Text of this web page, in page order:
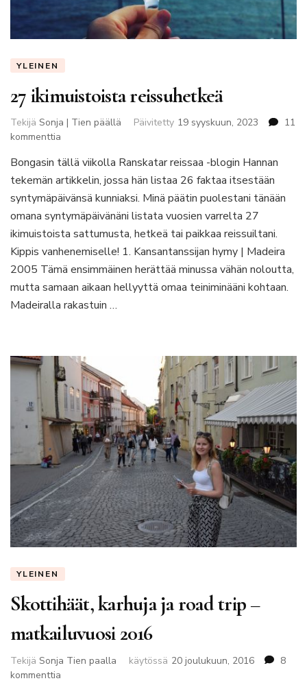
YLEINEN
27 ikimuistoista reissuhetkeä
Tekijä Sonja | Tien päällä Päivitetty 19 syyskuun, 2023
11
kommenttia
ikimuistoista
reissuhetkeä
Bongasin tällä viikolla Ranskatar reissaa -blogin Hannan
tekemän artikkelin, jossa hän listaa 26 faktaa itsestään
syntymäpäivänsä kunniaksi. Minä päätin puolestani tänään
omana syntymäpäivänäni listata vuosien varrelta 27
ikimuistoista sattumusta, hetkeä tai paikkaa reissuiltani.
Kippis vanhenemiselle! 1. Kansantanssijan hymy | Madeira
2005 Tämä ensimmäinen herättää minussa vähän noloutta,
mutta samaan aikaan hellyyttä omaa teiniminääni kohtaan.
Madeiralla rakastuin …
YLEINEN
Skottihäät, karhuja ja road trip –
matkailuvuosi 2016
Tekijä Sonja Tien paalla käytössä 20 joulukuun, 2016
8
kommenttia